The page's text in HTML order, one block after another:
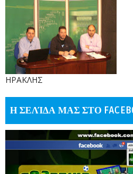
ΗΡΑΚΛΗΣ
Η ΣΕΛΊΔΑ ΜΑΣ ΣΤΟ